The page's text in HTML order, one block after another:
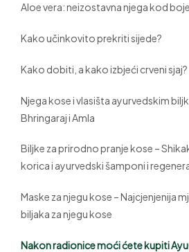
Aloe vera: neizostavna njega kod
Kako učinkovito prekriti sijede?
Kako dobiti, a kako izbjeći crveni sjaj?
Njega kose i vlasišta ayurvedskim
Bhringaraj i Amla
Biljke za prirodno pranje kose –
korica i ayurvedski šamponi i
Maske za njegu kose – Najcjenjenija
biljaka za njegu kose
Nakon radionice moći ćete kupiti